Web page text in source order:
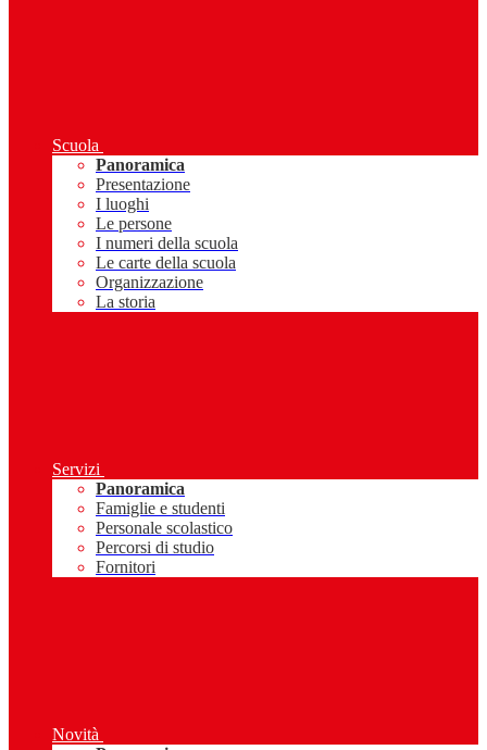
Scuola
Panoramica
Presentazione
I luoghi
Le persone
I numeri della scuola
Le carte della scuola
Organizzazione
La storia
Servizi
Panoramica
Famiglie e studenti
Personale scolastico
Percorsi di studio
Fornitori
Novità